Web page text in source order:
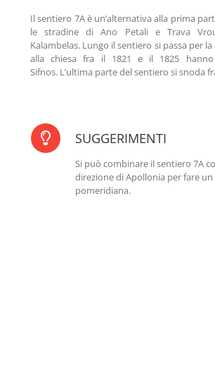
Il sentiero 7A è un’alternativa alla prima
le stradine di Ano Petali e Trava
Kalambelas. Lungo il sentiero si passa per
alla chiesa fra il 1821 e il 1825
Sifnos. L’ultima parte del sentiero si snoda
SUGGERIMENTI
Si può combinare il sentiero 7A
direzione di Apollonia per fare
pomeridiana.